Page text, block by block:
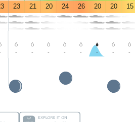
23 21 20 24 26 20 20 15
- - - - - - - -